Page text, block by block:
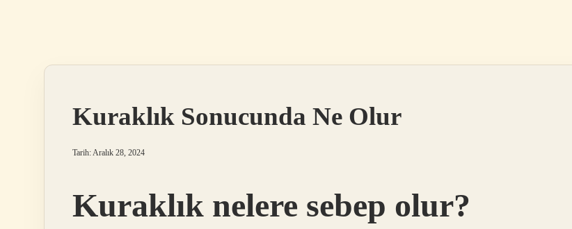
Kuraklık Sonucunda Ne Olur
Tarih: Aralık 28, 2024
Kuraklık nelere sebep olur?